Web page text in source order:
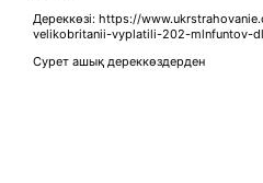
Дереккөзі: https://
velikobritanii-vyplatili-202-mlnfuntov-
Сурет ашық дереккөздерден